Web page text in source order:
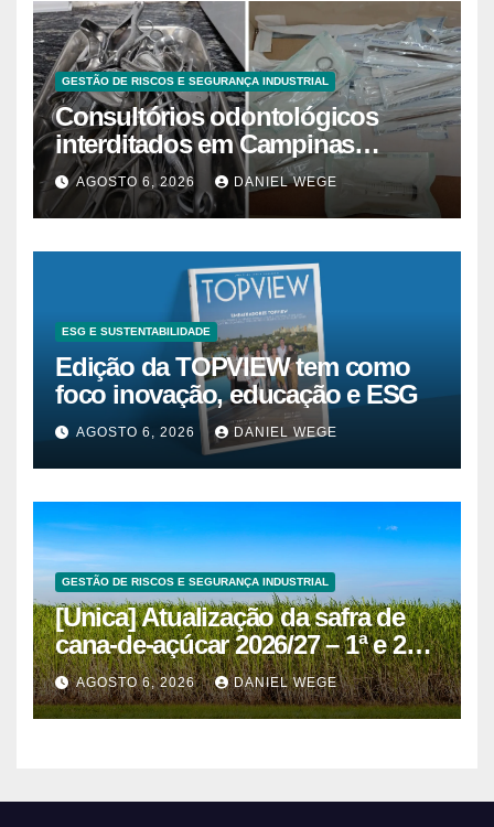
GESTÃO DE RISCOS E SEGURANÇA INDUSTRIAL
Consultórios odontológicos
interditados em Campinas
superam 2025
AGOSTO 6, 2026 DANIEL WEGE
ESG E SUSTENTABILIDADE
Edição da TOPVIEW tem como
foco inovação, educação e ESG
AGOSTO 6, 2026 DANIEL WEGE
GESTÃO DE RISCOS E SEGURANÇA INDUSTRIAL
[Unica] Atualização da safra de
cana-de-açúcar 2026/27 – 1ª e 2ª
quinzenas de junho
AGOSTO 6, 2026 DANIEL WEGE